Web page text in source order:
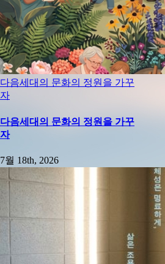
다음세대의 문화의 정원을 가꾸
자
다음세대의 문화의 정원을 가꾸
자
7월 18th, 2026